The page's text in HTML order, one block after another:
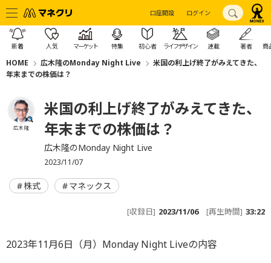
口座開設 ログイン
新着 人気 マーケット 特集 初心者 ライフデザイン 連載 著者 商
HOME 広木隆のMonday Night Live
米国の利上げ終了がみえてきた、
年末までの株価は？
広木 隆
米国の利上げ終了がみえてきた、
年末までの株価は？
広木隆のMonday Night Live
2023/11/07
株式 マネックス
[収録日] 2023/11/06 [再生時間] 33:22
2023年11月6日（月）Monday Night Liveの内容